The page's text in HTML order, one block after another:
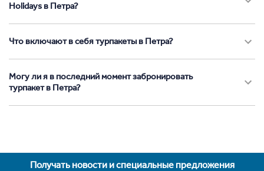
Holidays в Петра?
Что включают в себя турпакеты в Петра?
Могу ли я в последний момент забронировать
турпакет в Петра?
Получать новости и специальные предложения